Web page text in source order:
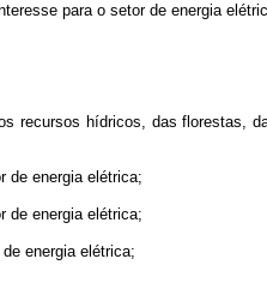
para o setor de energia
hídricos, das florestas,
energia elétrica;
energia elétrica;
energia elétrica;